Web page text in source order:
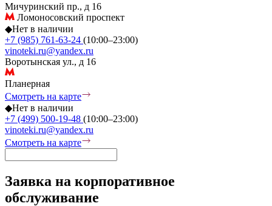
Мичуринский пр., д 16
Ломоносовский проспект
◆Нет в наличии
+7 (985) 761-63-24 (10:00–23:00)
vinoteki.ru@yandex.ru
Воротынская ул., д 16
Планерная
Смотреть на карте
◆Нет в наличии
+7 (499) 500-19-48 (10:00–23:00)
vinoteki.ru@yandex.ru
Смотреть на карте
Заявка на корпоративное
обслуживание